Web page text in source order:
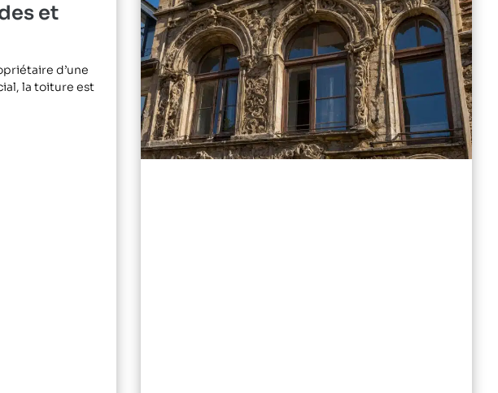
et
d’une
la toiture est